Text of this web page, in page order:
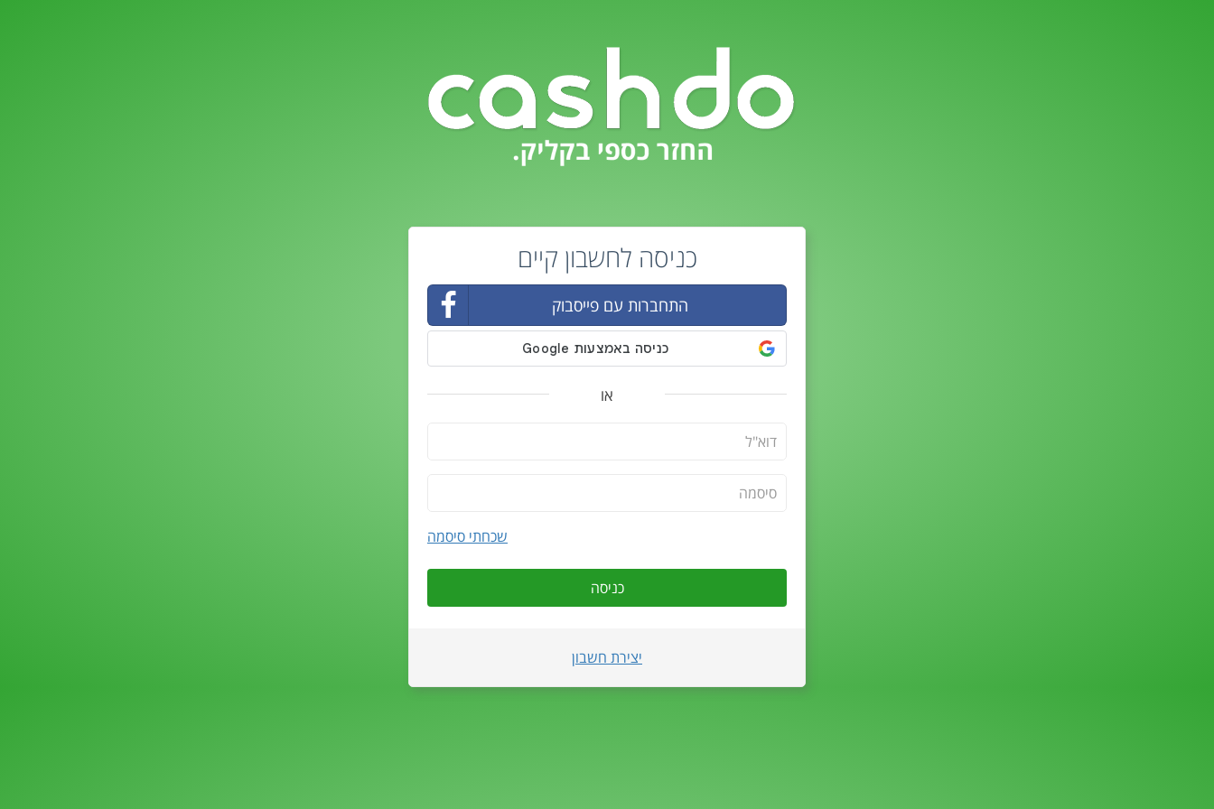
כניסה לחשבון קיים
התחברות עם פייסבוק
או
שכחתי סיסמה
כניסה
יצירת חשבון